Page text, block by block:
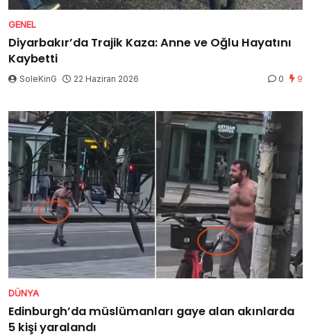
GENEL
Diyarbakır’da Trajik Kaza: Anne ve Oğlu Hayatını
Kaybetti
SoleKinG 22 Haziran 2026 0 9
DÜNYA
Edinburgh’da müslümanları gaye alan akınlarda
5 kişi yaralandı